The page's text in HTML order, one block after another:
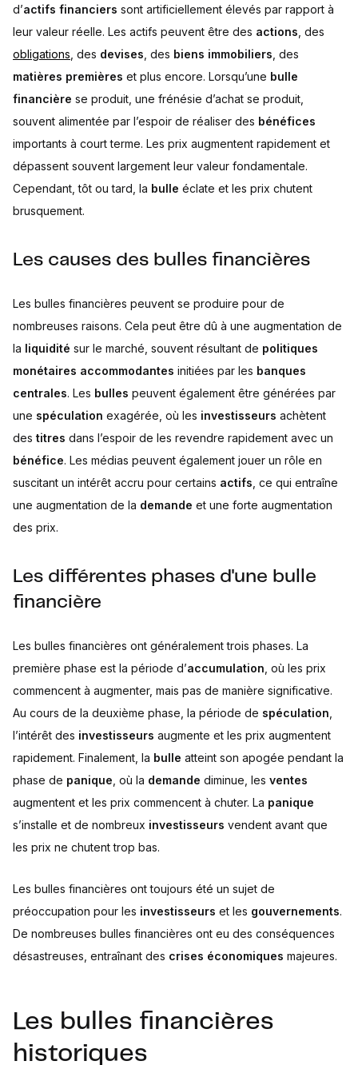
d’actifs financiers sont artificiellement élevés par rapport à
leur valeur réelle. Les actifs peuvent être des actions , des
obligations , des devises , des biens immobiliers , des
matières premières et plus encore. Lorsqu’une bulle
financière se produit, une frénésie d’achat se produit,
souvent alimentée par l’espoir de réaliser des bénéfices
importants à court terme. Les prix augmentent rapidement et
dépassent souvent largement leur valeur fondamentale.
Cependant, tôt ou tard, la bulle éclate et les prix chutent
brusquement.
Les causes des bulles financières
Les bulles financières peuvent se produire pour de
nombreuses raisons. Cela peut être dû à une augmentation de
la liquidité sur le marché, souvent résultant de politiques
monétaires accommodantes initiées par les banques
centrales. Les bulles peuvent également être générées par
une spéculation exagérée, où les investisseurs achètent
des titres dans l’espoir de les revendre rapidement avec un
bénéfice. Les médias peuvent également jouer un rôle en
suscitant un intérêt accru pour certains actifs , ce qui entraîne
une augmentation de la demande et une forte augmentation
des prix.
Les différentes phases d'une bulle
financière
Les bulles financières ont généralement trois phases. La
première phase est la période d’accumulation , où les prix
commencent à augmenter, mais pas de manière significative.
Au cours de la deuxième phase, la période de spéculation
l’intérêt des investisseurs augmente et les prix augmentent
rapidement. Finalement, la bulle atteint son apogée pendant la
phase de panique , où la demande diminue, les ventes
augmentent et les prix commencent à chuter. La panique
s’installe et de nombreux investisseurs vendent avant que
les prix ne chutent trop bas.
Les bulles financières ont toujours été un sujet de
préoccupation pour les investisseurs et les gouvernements.
De nombreuses bulles financières ont eu des conséquences
désastreuses, entraînant des crises économiques majeures.
Les bulles financières
historiques